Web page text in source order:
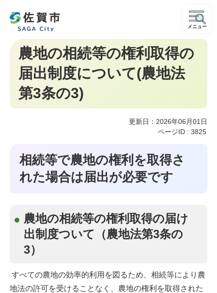
メニュー
農地の相続等の権利取得の
届出制度について(農地法
第3条の3)
更新日：2026年06月01日
ページID : 3825
相続等で農地の権利を取得さ
れた場合は届出が必要です
農地の相続等の権利取得の届け
出制度ついて（農地法第3条の
3）
すべての農地の効率的利用を図るため、相続等により農
地法の許可を受けることなく、農地の権利を取得された